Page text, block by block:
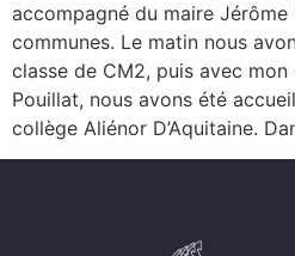
accompagné du maire Jérôme
communes. Le matin nous
classe de CM2, puis avec
Pouillat, nous avons été
collège Aliénor D’Aquitaine.